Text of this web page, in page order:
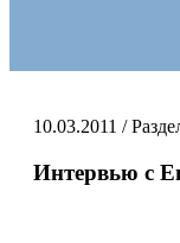
10.03.2011 /
Интервью с